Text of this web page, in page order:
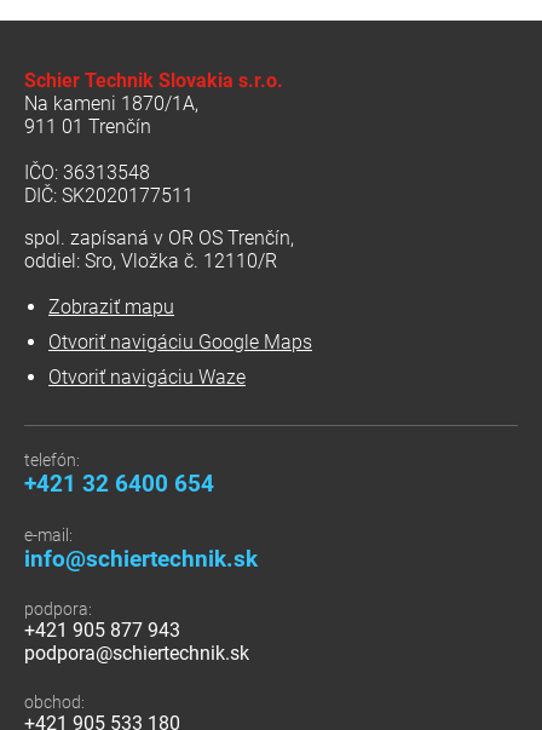
Schier Technik Slovakia s.r.o.
Na kameni 1870/1A,
911 01 Trenčín
IČO: 36313548
DIČ: SK2020177511
spol. zapísaná v OR OS Trenčín,
oddiel: Sro, Vložka č. 12110/R
Zobraziť mapu
Otvoriť navigáciu Google Maps
Otvoriť navigáciu Waze
telefón:
+421 32 6400 654
e-mail:
info@schiertechnik.sk
podpora:
+421 905 877 943
podpora@schiertechnik.sk
obchod:
+421 905 533 180